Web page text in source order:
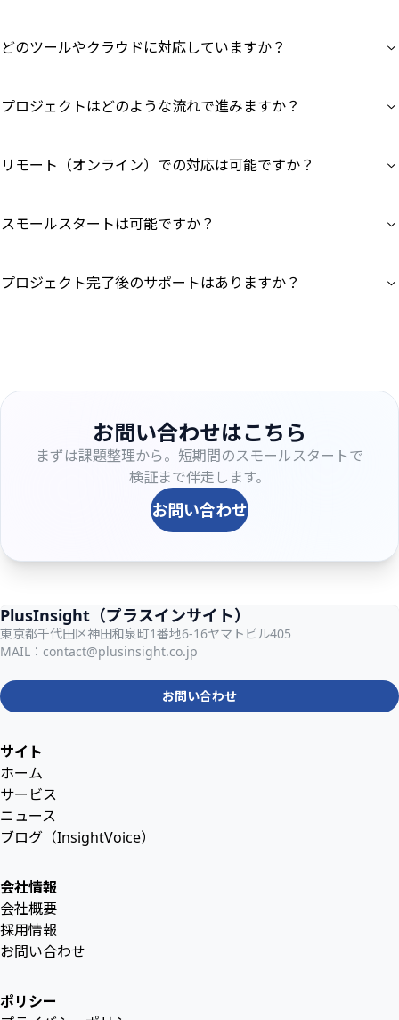
どのツールやクラウドに対応していますか？
プロジェクトはどのような流れで進みますか？
リモート（オンライン）での対応は可能ですか？
スモールスタートは可能ですか？
プロジェクト完了後のサポートはありますか？
お問い合わせはこちら
まずは課題整理から。短期間のスモールスタートで
検証まで伴走します。
お問い合わせ
PlusInsight（プラスインサイト）
東京都千代田区神田和泉町1番地6-16ヤマトビル405
MAIL： contact@plusinsight.co.jp
お問い合わせ
サイト
ホーム
サービス
ニュース
ブログ（InsightVoice）
会社情報
会社概要
採用情報
お問い合わせ
ポリシー